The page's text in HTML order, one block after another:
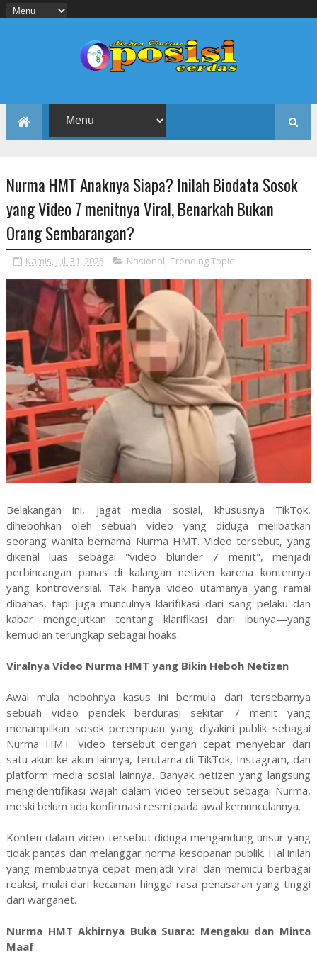
Nurma HMT Anaknya Siapa? Inilah Biodata Sosok
yang Video 7 menitnya Viral, Benarkah Bukan
Orang Sembarangan?
Kamis, Juli 31, 2025 Nasional, Trending Topic
Belakangan ini, jagat media sosial, khususnya TikTok,
dihebohkan oleh sebuah video yang diduga melibatkan
seorang wanita bernama Nurma HMT. Video tersebut, yang
dikenal luas sebagai "video blunder 7 menit", menjadi
perbincangan panas di kalangan netizen karena kontennya
yang kontroversial. Tak hanya video utamanya yang ramai
dibahas, tapi juga munculnya klarifikasi dari sang pelaku dan
kabar mengejutkan tentang klarifikasi dari ibunya—yang
kemudian terungkap sebagai hoaks.
Viralnya Video Nurma HMT yang Bikin Heboh Netizen
Awal mula hebohnya kasus ini bermula dari tersebarnya
sebuah video pendek berdurasi sekitar 7 menit yang
menampilkan sosok perempuan yang diyakini publik sebagai
Nurma HMT. Video tersebut dengan cepat menyebar dari
satu akun ke akun lainnya, terutama di TikTok, Instagram, dan
platform media sosial lainnya. Banyak netizen yang langsung
mengidentifikasi wajah dalam video tersebut sebagai Nurma,
meski belum ada konfirmasi resmi pada awal kemunculannya.
Konten dalam video tersebut diduga mengandung unsur yang
tidak pantas dan melanggar norma kesopanan publik. Hal inilah
yang membuatnya cepat menjadi viral dan memicu berbagai
reaksi, mulai dari kecaman hingga rasa penasaran yang tinggi
dari warganet.
Nurma HMT Akhirnya Buka Suara: Mengaku dan Minta
Maaf